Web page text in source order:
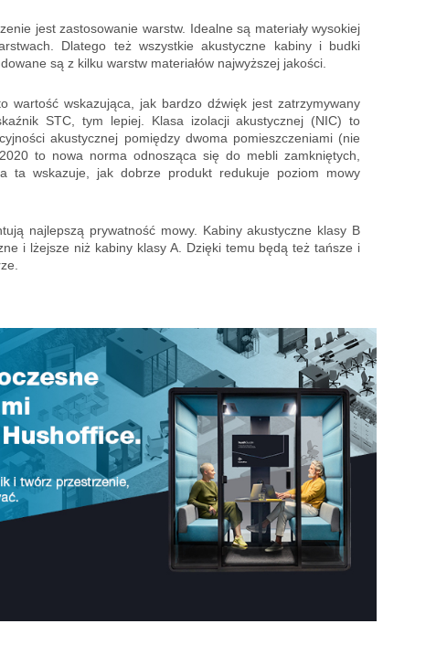
jest zastosowanie warstw. Idealne są materiały wysokiej
Dlatego też wszystkie akustyczne kabiny i budki
są z kilku warstw materiałów najwyższej jakości.
wartość wskazująca, jak bardzo dźwięk jest zatrzymywany
STC, tym lepiej. Klasa izolacji akustycznej (NIC) to
akustycznej pomiędzy dwoma pomieszczeniami (nie
to nowa norma odnosząca się do mebli zamkniętych,
ta wskazuje, jak dobrze produkt redukuje poziom mowy
najlepszą prywatność mowy. Kabiny akustyczne klasy B
i lżejsze niż kabiny klasy A. Dzięki temu będą też tańsze i